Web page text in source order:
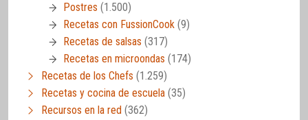
Postres (1.500)
Recetas con FussionCook (9)
Recetas de salsas (317)
Recetas en microondas (174)
Recetas de los Chefs (1.259)
Recetas y cocina de escuela (35)
Recursos en la red (362)